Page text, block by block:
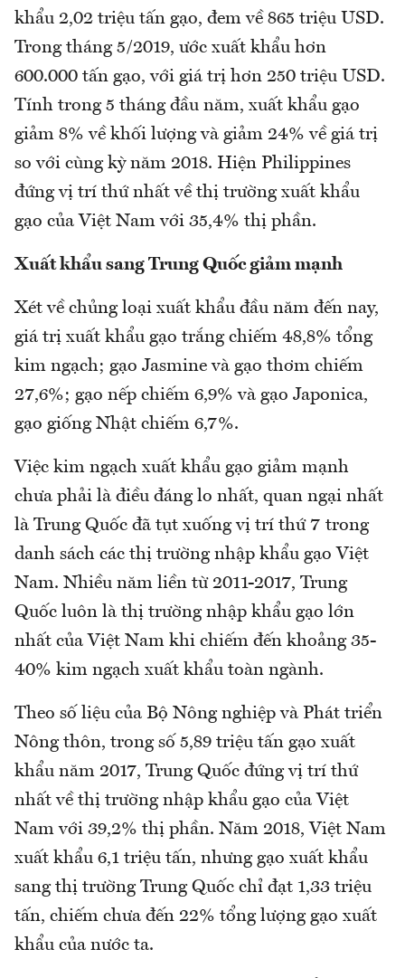
khẩu 2,02 triệu tấn gạo, đem về 865 triệu USD.
Trong tháng 5/2019, ước xuất khẩu hơn
600.000 tấn gạo, với giá trị hơn 250 triệu USD.
Tính trong 5 tháng đầu năm, xuất khẩu gạo
giảm 8% về khối lượng và giảm 24% về giá trị
so với cùng kỳ năm 2018. Hiện Philippines
đứng vị trí thứ nhất về thị trường xuất khẩu
gạo của Việt Nam với 35,4% thị phần.
Xuất khẩu sang Trung Quốc giảm mạnh
Xét về chủng loại xuất khẩu đầu năm đến nay,
giá trị xuất khẩu gạo trắng chiếm 48,8% tổng
kim ngạch; gạo Jasmine và gạo thơm chiếm
27,6%; gạo nếp chiếm 6,9% và gạo Japonica,
gạo giống Nhật chiếm 6,7%.
Việc kim ngạch xuất khẩu gạo giảm mạnh
chưa phải là điều đáng lo nhất, quan ngại nhất
là Trung Quốc đã tụt xuống vị trí thứ 7 trong
danh sách các thị trường nhập khẩu gạo Việt
Nam. Nhiều năm liền từ 2011-2017, Trung
Quốc luôn là thị trường nhập khẩu gạo lớn
nhất của Việt Nam khi chiếm đến khoảng 35-
40% kim ngạch xuất khẩu toàn ngành.
Theo số liệu của Bộ Nông nghiệp và Phát triển
Nông thôn, trong số 5,89 triệu tấn gạo xuất
khẩu năm 2017, Trung Quốc đứng vị trí thứ
nhất về thị trường nhập khẩu gạo của Việt
Nam với 39,2% thị phần. Năm 2018, Việt Nam
xuất khẩu 6,1 triệu tấn, nhưng gạo xuất khẩu
sang thị trường Trung Quốc chỉ đạt 1,33 triệu
tấn, chiếm chưa đến 22% tổng lượng gạo xuất
khẩu của nước ta.